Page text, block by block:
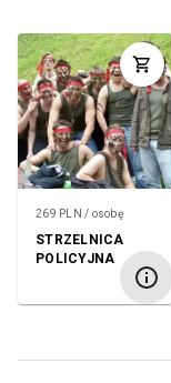
269 PLN / osobę
STRZELNICA
POLICYJNA